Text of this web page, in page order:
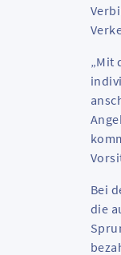
„Mit
Bei
die